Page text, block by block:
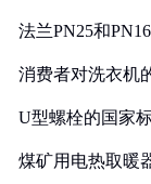
法兰PN25和
消费者对洗衣机
U型螺栓的国家
煤矿用电热取暖